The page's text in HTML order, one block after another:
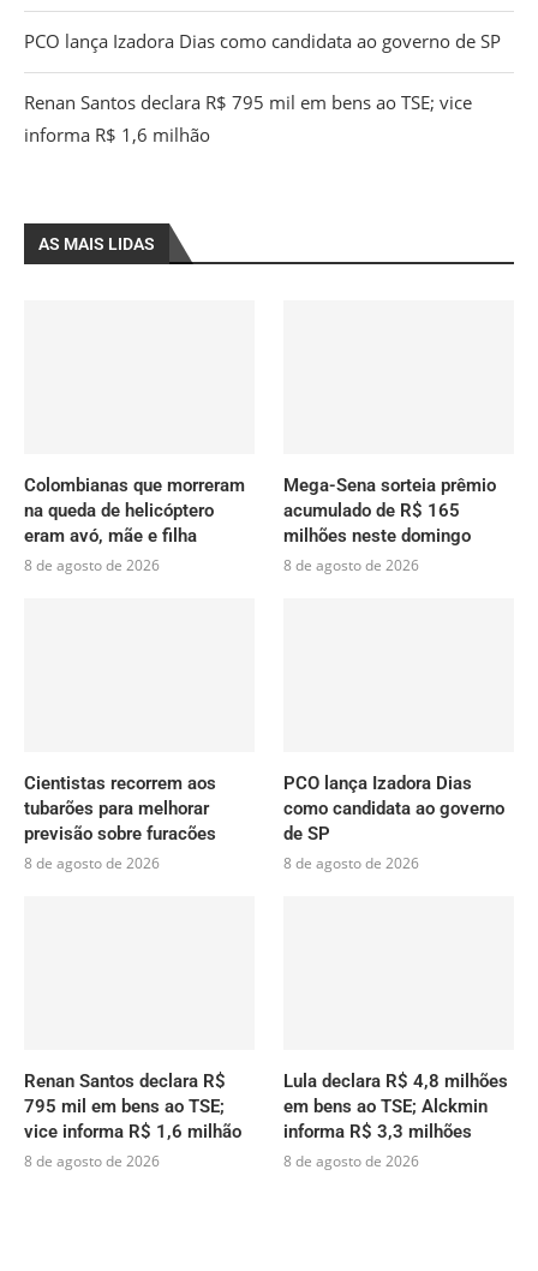
PCO lança Izadora Dias como candidata ao governo de SP
Renan Santos declara R$ 795 mil em bens ao TSE; vice
informa R$ 1,6 milhão
AS MAIS LIDAS
Colombianas que morreram
na queda de helicóptero
eram avó, mãe e filha
8 de agosto de 2026
Mega-Sena sorteia prêmio
acumulado de R$ 165
milhões neste domingo
8 de agosto de 2026
Cientistas recorrem aos
tubarões para melhorar
previsão sobre furacões
8 de agosto de 2026
PCO lança Izadora Dias
como candidata ao governo
de SP
8 de agosto de 2026
Renan Santos declara R$
795 mil em bens ao TSE;
vice informa R$ 1,6 milhão
8 de agosto de 2026
Lula declara R$ 4,8 milhões
em bens ao TSE; Alckmin
informa R$ 3,3 milhões
8 de agosto de 2026